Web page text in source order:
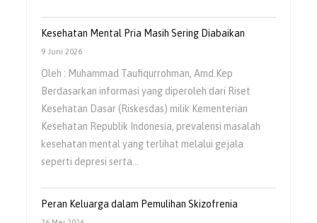
Kesehatan Mental Pria Masih Sering Diabaikan
9 Juni 2026
Oleh : Muhammad Taufiqurrohman, Amd.Kep
Berdasarkan informasi yang diperoleh dari Riset
Kesehatan Dasar (Riskesdas) milik Kementerian
Kesehatan Republik Indonesia, prevalensi masalah
kesehatan mental yang terlihat melalui gejala
seperti depresi serta…
Peran Keluarga dalam Pemulihan Skizofrenia